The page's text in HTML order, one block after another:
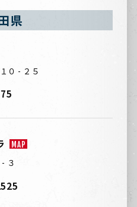
県
０ - ２５
MAP
３